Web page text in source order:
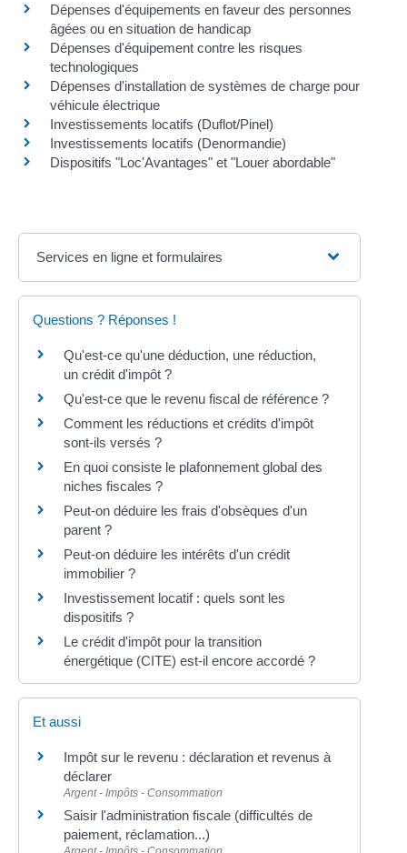
Dépenses d'équipements en faveur des personnes
âgées ou en situation de handicap
Dépenses d'équipement contre les risques
technologiques
Dépenses d'installation de systèmes de charge pour
véhicule électrique
Investissements locatifs (Duflot/Pinel)
Investissements locatifs (Denormandie)
Dispositifs "Loc'Avantages" et "Louer abordable"
Services en ligne et formulaires
Questions ? Réponses !
Qu'est-ce qu'une déduction, une réduction,
un crédit d'impôt ?
Qu'est-ce que le revenu fiscal de référence ?
Comment les réductions et crédits d'impôt
sont-ils versés ?
En quoi consiste le plafonnement global des
niches fiscales ?
Peut-on déduire les frais d'obsèques d'un
parent ?
Peut-on déduire les intérêts d'un crédit
immobilier ?
Investissement locatif : quels sont les
dispositifs ?
Le crédit d'impôt pour la transition
énergétique (CITE) est-il encore accordé ?
Et aussi
Impôt sur le revenu : déclaration et revenus à
déclarer
Argent - Impôts - Consommation
Saisir l'administration fiscale (difficultés de
paiement, réclamation...)